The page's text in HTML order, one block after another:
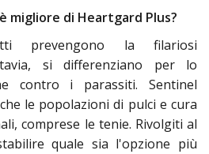
migliore di Heartgard Plus?
prevengono la filariosi
si differenziano per lo
contro i parassiti. Sentinel
le popolazioni di pulci e cura
comprese le tenie. Rivolgiti al
quale sia l'opzione più